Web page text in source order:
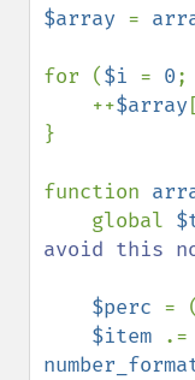
$array =
for ($i = 0;
    ++
$array
}
function
    global
avoid this
$perc = (
$item
.=